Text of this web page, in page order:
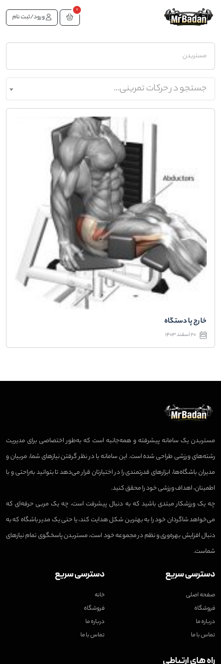
0
ورود/ثبت نام
مستربدن
جستجو در حرکات تمرینی...
خارج پا دستگاه
20 اسفند 1403
مستربدن یک سامانه پیشرفته و همه‌جانبه است که به‌طور اختصاصی برای مدیریت
رشته‌های ورزشی طراحی شده است. این سامانه با در نظر گرفتن نیازهای شما، مربیان و
مدیران باشگاه‌ها، ابزارهای قدرتمندی را در اختیارتان قرار می‌دهد تا بتوانید به‌راحتی و با
اطمینان، اهداف ورزشی خود را محقق کنید.
چه یک ورزشکار مبتدی باشید که به دنبال پیشرفت است، چه یک مربی حرفه‌ای که
می‌خواهد شاگردان خود را به بهترین شکل هدایت کند، یا حتی یک مدیر باشگاه که به
دنبال افزایش بهره‌وری و نظم در مجموعه خود است، مستربدن پاسخگوی تمام نیازهای
شماست.
دسترسی سریع
صفحه اصلی
فروشگاه
درباره ما
تماس با ما
دسترسی سریع
خانه
فروشگاه
درباره ما
تماس با ما
راه های ارتباطی